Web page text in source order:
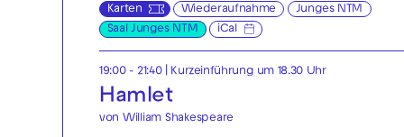
Karten Wiederaufnahme
Junges NTM
Saal Junges NTM
iCal
19:00 - 21:40 | Kurzeinführung um 18.30 Uhr
Hamlet
von William Shakespeare